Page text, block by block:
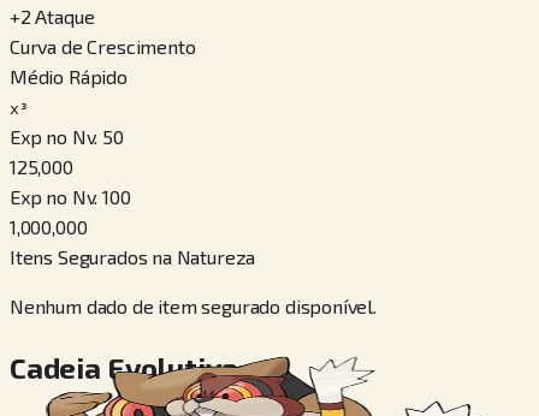
+2 Ataque
Curva de Crescimento
Médio Rápido
x³
Exp no Nv. 50
125,000
Exp no Nv. 100
1,000,000
Itens Segurados na Natureza
Nenhum dado de item segurado disponível.
Cadeia Evolutiva